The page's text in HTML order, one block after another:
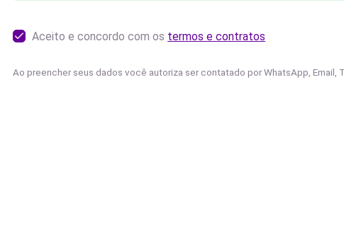
Aceito e concordo com os termos e contratos
Ao preencher seus dados você autoriza ser contatado por WhatsApp, Email,